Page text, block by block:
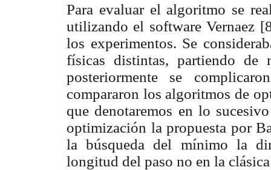
Para evaluar el algoritmo se
utilizando el software Vernaez
los experimentos. Se
físicas distintas, partiendo de
posteriormente se
compararon los algoritmos de
que denotaremos en lo
optimización la propuesta por
la búsqueda del mínimo la
longitud del paso no en la